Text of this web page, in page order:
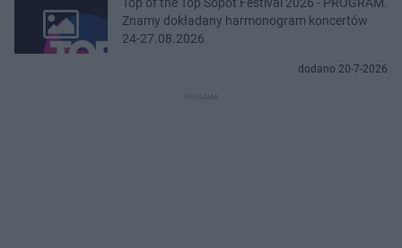
Znamy dokładany harmonogram koncertów
24-27.08.2026
dodano 20-7-2026